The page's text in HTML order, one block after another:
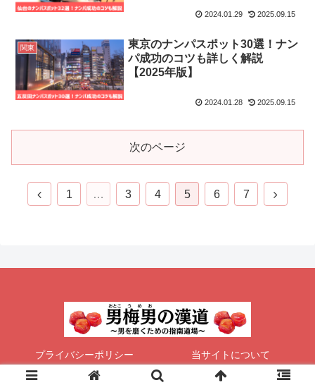
2024.01.29 2025.09.15
関東
東京のナンパスポット30選！ナン
パ成功のコツも詳しく解説
【2025年版】
2024.01.28 2025.09.15
次のページ
前
1 … 3 4 5 6 7
次
プライバシーポリシー 当サイトについて
© 2024 男梅男の漢道～男を磨くための指南道場～.